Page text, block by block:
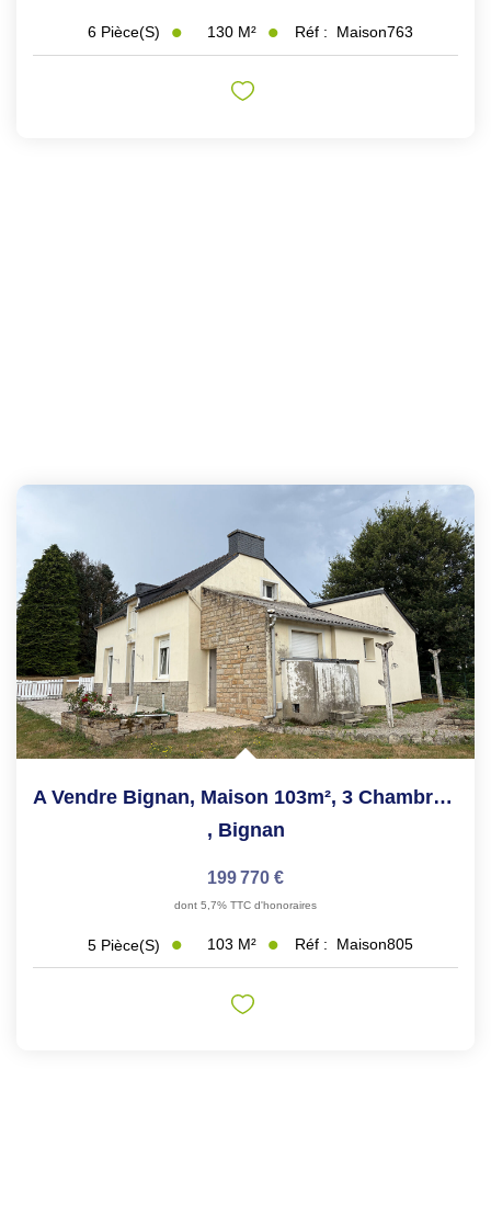
6 Pièce(s) 130 M² Réf : Maison763
A Vendre Bignan, Maison 103m², 3 Chambres, Terrain...
, Bignan
199 770 €
dont 5,7% TTC d'honoraires
5 Pièce(s) 103 M² Réf : Maison805